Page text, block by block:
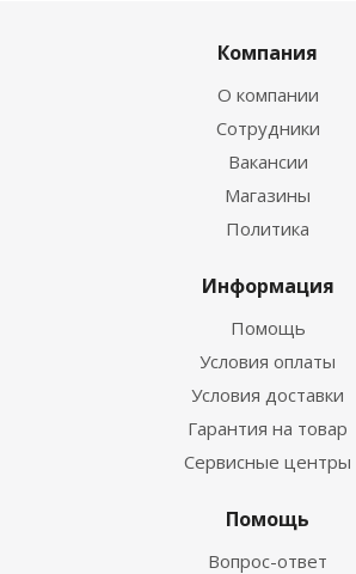
Компания
О компании
Сотрудники
Вакансии
Магазины
Политика
Информация
Помощь
Условия оплаты
Условия доставки
Гарантия на товар
Сервисные центры
Помощь
Вопрос-ответ